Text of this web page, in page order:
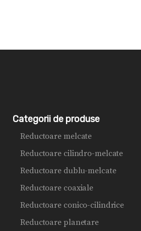
Categorii de produse
Reductoare melcate
Reductoare cilindro-melcate
Reductoare dublu-melcate
Reductoare coaxiale
Reductoare conico-cilindrice
Reductoare planetare